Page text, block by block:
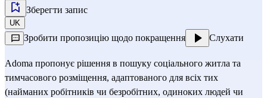
Зберегти запис
UK
Зробити пропозицію щодо покращення Слухати
Adoma пропонує рішення в пошуку соціального житла та
тимчасового розміщення, адаптованого для всіх тих
(найманих робітників чи безробітних, одиноких людей чи